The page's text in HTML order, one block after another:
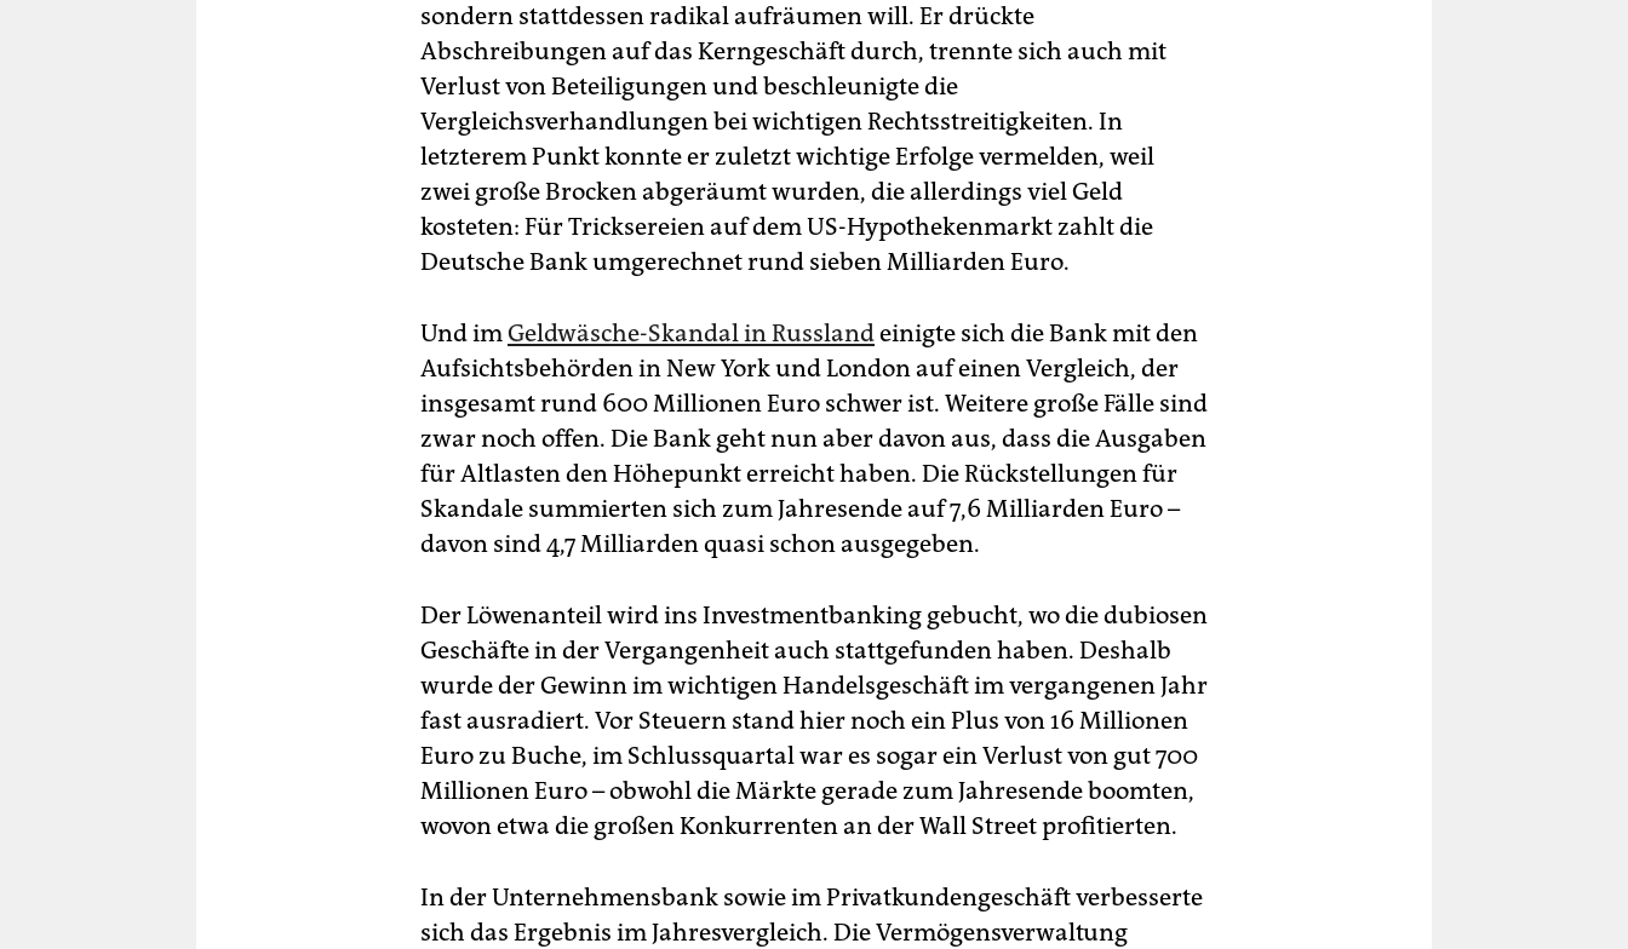
sondern stattdessen radikal aufräumen will. Er drückte
Abschreibungen auf das Kerngeschäft durch, trennte sich auch mit
Verlust von Beteiligungen und beschleunigte die
Vergleichsverhandlungen bei wichtigen Rechtsstreitigkeiten. In
letzterem Punkt konnte er zuletzt wichtige Erfolge vermelden, weil
zwei große Brocken abgeräumt wurden, die allerdings viel Geld
kosteten: Für Tricksereien auf dem US-Hypothekenmarkt zahlt die
Deutsche Bank umgerechnet rund sieben Milliarden Euro.
Und imGeldwäsche-Skandal in Russlandeinigte sich die Bank mit den
Aufsichtsbehörden in New York und London auf einen Vergleich, der
insgesamt rund 600 Millionen Euro schwer ist. Weitere große Fälle sind
zwar noch offen. Die Bank geht nun aber davon aus, dass die Ausgaben
für Altlasten den Höhepunkt erreicht haben. Die Rückstellungen für
Skandale summierten sich zum Jahresende auf 7,6 Milliarden Euro –
davon sind 4,7 Milliarden quasi schon ausgegeben.
Der Löwenanteil wird ins Investmentbanking gebucht, wo die dubiosen
Geschäfte in der Vergangenheit auch stattgefunden haben. Deshalb
wurde der Gewinn im wichtigen Handelsgeschäft im vergangenen Jahr
fast ausradiert. Vor Steuern stand hier noch ein Plus von 16 Millionen
Euro zu Buche, im Schlussquartal war es sogar ein Verlust von gut 700
Millionen Euro – obwohl die Märkte gerade zum Jahresende boomten,
wovon etwa die großen Konkurrenten an der Wall Street profitierten.
In der Unternehmensbank sowie im Privatkundengeschäft verbesserte
sich das Ergebnis im Jahresvergleich. Die Vermögensverwaltung